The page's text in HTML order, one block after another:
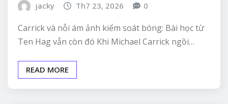
jacky Th7 23, 2026 0
Carrick và nỗi ám ảnh kiểm soát bóng: Bài học từ
Ten Hag vẫn còn đó Khi Michael Carrick ngồi…
READ MORE